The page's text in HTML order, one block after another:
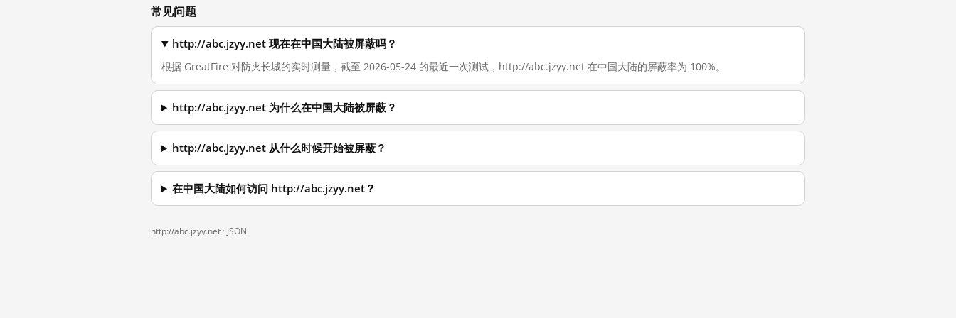
常见问题
http://abc.jzyy.net 现在在中国大陆被屏蔽吗？
根据 GreatFire 对防火长城的实时测量，截至 2026-05-24 的最近一次测试，http://abc.jzyy.net 在中国大陆的屏蔽率为 100%。
http://abc.jzyy.net 为什么在中国大陆被屏蔽？
http://abc.jzyy.net 从什么时候开始被屏蔽？
在中国大陆如何访问 http://abc.jzyy.net？
http://abc.jzyy.net · JSON